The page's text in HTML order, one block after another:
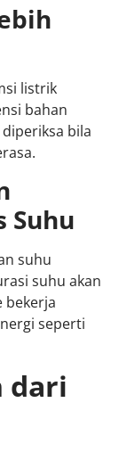
listrik
bahan
bila
Suhu
suhu
suhu akan
bekerja
seperti
dari